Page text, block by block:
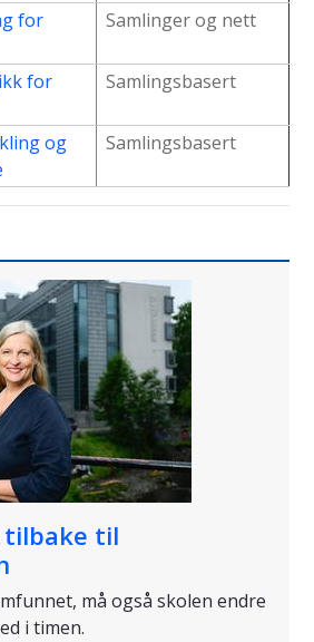
for
Samlinger og nett
for
Samlingsbasert
og
Samlingsbasert
tilbake til
må også skolen endre
i timen.